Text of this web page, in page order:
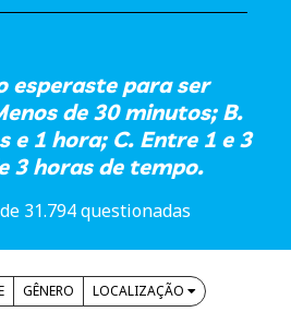
esperaste para ser
de 30 minutos; B.
e 1 hora; C. Entre 1 e 3
3 horas de tempo.
31.794 questionadas
GÊNERO LOCALIZAÇÃO